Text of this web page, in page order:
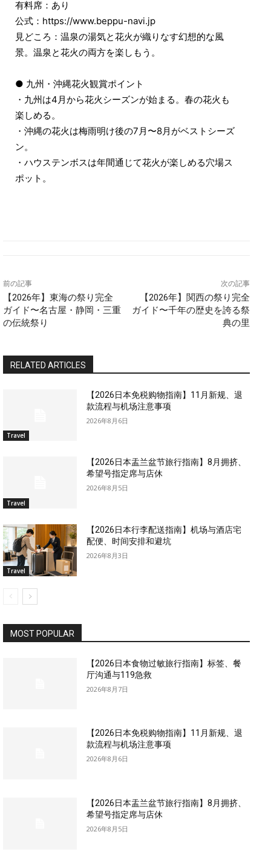
有料席：あり
公式：https://www.beppu-navi.jp
見どころ：温泉の湯気と花火が織りなす幻想的な風
景。温泉と花火の両方を楽しもう。
● 九州・沖縄花火観賞ポイント
・九州は4月から花火シーズンが始まる。春の花火も
楽しめる。
・沖縄の花火は梅雨明け後の7月〜8月がベストシーズ
ン。
・ハウステンボスは年間通じて花火が楽しめる穴場ス
ポット。
前の記事
【2026年】東海の祭り完全
ガイド〜名古屋・静岡・三重
の伝統祭り
次の記事
【2026年】関西の祭り完全
ガイド〜千年の歴史を誇る祭
典の里
RELATED ARTICLES
Travel
【2026日本免税购物指南】11月新规、退
款流程与机场注意事项
2026年8月6日
Travel
【2026日本盂兰盆节旅行指南】8月拥挤、
希望号指定席与店休
2026年8月5日
Travel
【2026日本行李配送指南】机场与酒店宅
配便、时间安排和避坑
2026年8月3日
MOST POPULAR
【2026日本食物过敏旅行指南】标签、餐
厅沟通与119急救
2026年8月7日
【2026日本免税购物指南】11月新规、退
款流程与机场注意事项
2026年8月6日
【2026日本盂兰盆节旅行指南】8月拥挤、
希望号指定席与店休
2026年8月5日